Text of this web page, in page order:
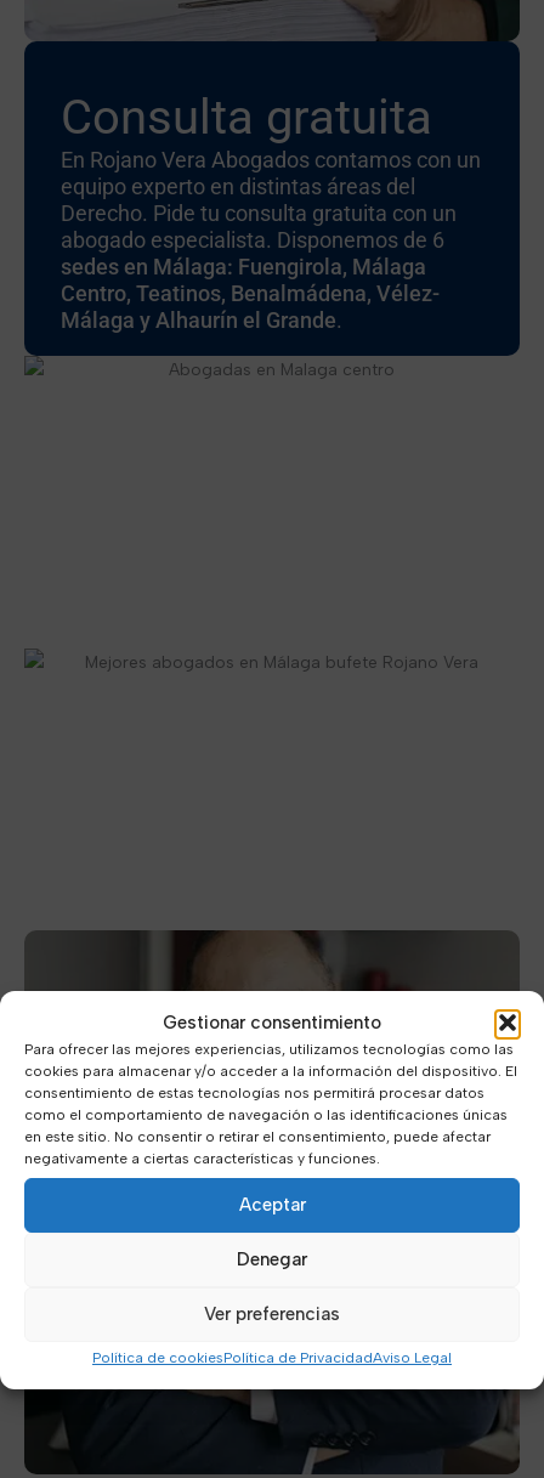
Gestionar consentimiento
Para ofrecer las mejores experiencias, utilizamos tecnologías como las
cookies para almacenar y/o acceder a la información del dispositivo. El
consentimiento de estas tecnologías nos permitirá procesar datos
como el comportamiento de navegación o las identificaciones únicas
en este sitio. No consentir o retirar el consentimiento, puede afectar
negativamente a ciertas características y funciones.
Aceptar
Denegar
Ver preferencias
Política de cookiesPolítica de PrivacidadAviso Legal
Consulta gratuita
En Rojano Vera Abogados contamos con un
equipo experto en distintas áreas del
Derecho. Pide tu consulta gratuita con un
abogado especialista. Disponemos de 6
sedes en Málaga: Fuengirola, Málaga
Centro, Teatinos, Benalmádena, Vélez-
Málaga y Alhaurín el Grande.